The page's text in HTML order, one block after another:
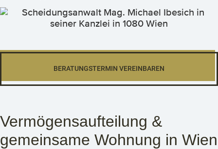
BERATUNGSTERMIN VEREINBAREN
Vermögensaufteilung &
gemeinsame Wohnung in Wien